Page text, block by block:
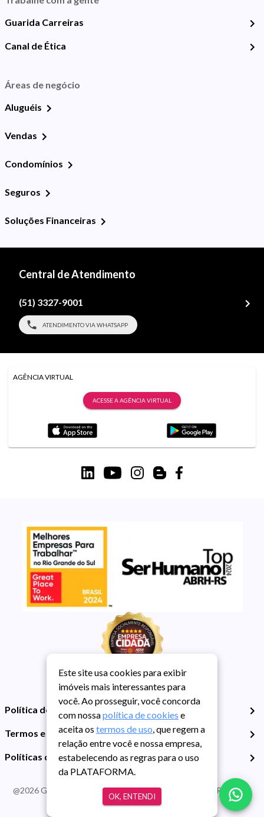
Guarida Carreiras
Canal de Ética
Áreas de negócio
Aluguéis
Vendas
Condomínios
Seguros
Soluções Financeiras
Central de Atendimento
(51) 3327-9001
ATENDIMENTO VIA WHATSAPP
AGÊNCIA VIRTUAL
ACESSE A AGÊNCIA VIRTUAL
Política de Privacidade
Termos e Condições de Uso
Políticas de Cookies
@2026Guarida Imóvel. Todos os direitos reservados. CRECI RS -
413J | CNPJ Guarida: 89.398.606/0001-30
Este site usa cookies para exibir
imóveis mais interessantes para
você. Ao prosseguir, você concorda
com nossapolítica de cookies e
aceita os termos de uso, que regem a
relação entre você e nossa empresa,
estabelecendo as regras para o uso
da PLATAFORMA.
OK, ENTENDI